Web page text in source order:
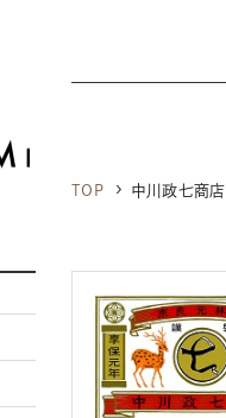
TOP 中川政七商店